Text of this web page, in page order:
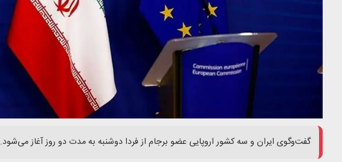
گفت‌وگوی ایران و سه کشور اروپایی عضو برجام از فردا دوشنبه به مدت دو روز آغاز می‌شود.